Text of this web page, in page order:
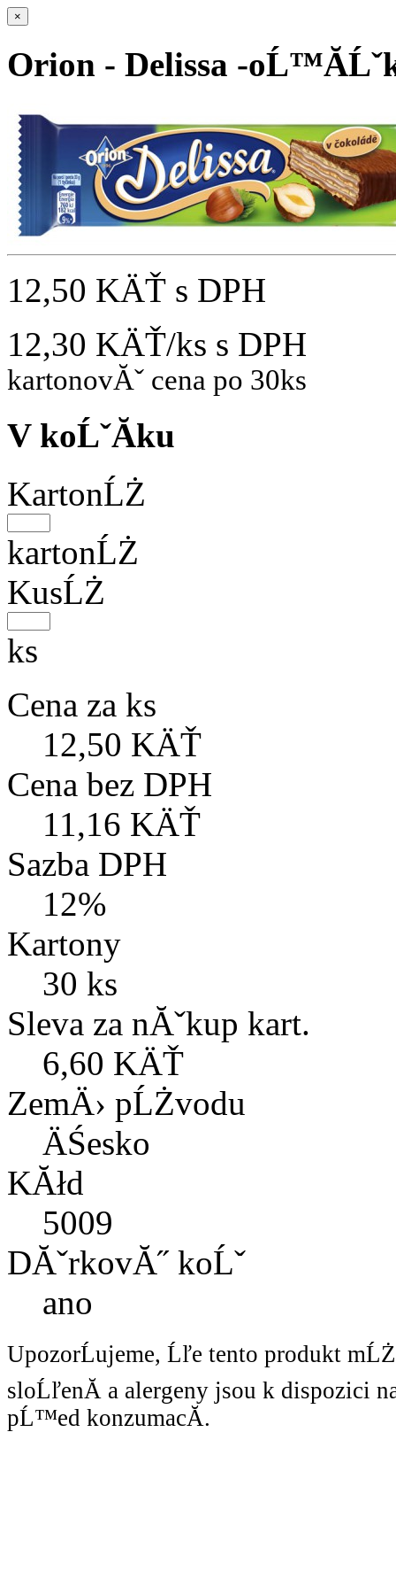
×
Orion - Delissa -
12,50 KÄŤ s DPH
12,30 KÄŤ/ks s DPH
kartonovĂˇ cena po 30ks
V koĹˇĂ­ku
KartonĹŻ
kartonĹŻ
KusĹŻ
ks
Cena za ks
12,50 KÄŤ
Cena bez DPH
11,16 KÄŤ
Sazba DPH
12%
Kartony
30 ks
Sleva za nĂˇkup kart.
6,60 KÄŤ
ZemÄ› pĹŻvodu
ÄŚesko
KĂłd
5009
DĂˇrkovĂ˝ koĹˇ
ano
UpozorĹujeme, Ĺľe tento produkt
sloĹľenĂ­ a alergeny jsou k dispozici
pĹ™ed konzumacĂ­.